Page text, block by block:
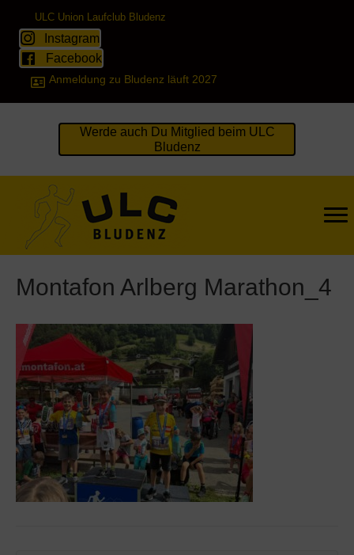
ULC Union Laufclub Bludenz
Instagram
Facebook
Anmeldung zu Bludenz läuft 2027
Werde auch Du Mitglied beim ULC
Bludenz
Montafon Arlberg Marathon_4